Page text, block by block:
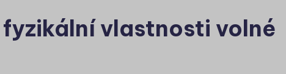
fyzikální vlastnosti volné